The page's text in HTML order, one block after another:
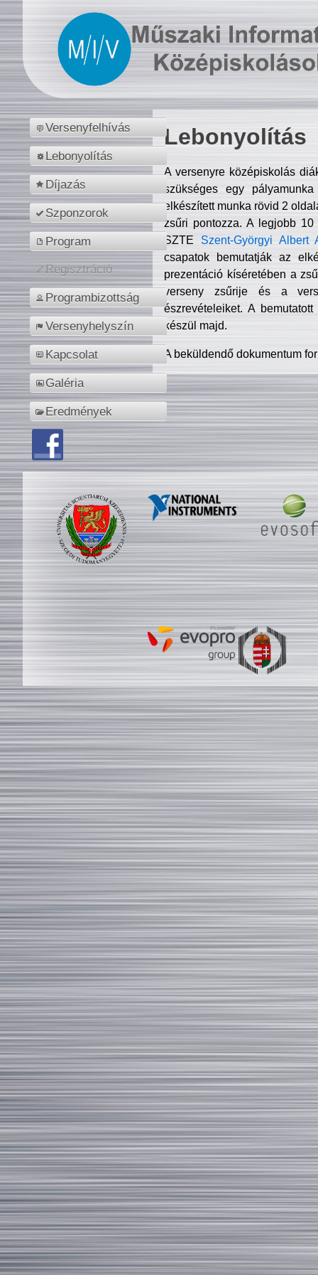
Versenyfelhívás
Lebonyolítás
Díjazás
Szponzorok
Program
Regisztráció
Programbizottság
Versenyhelyszín
Kapcsolat
Galéria
Eredmények
Lebonyolítás
A versenyre középiskolás
szükséges egy
elkészített munka rövid 2
zsűri pontozza. A legjobb
SZTE Szent-Györgyi Albert
csapatok bemutatják az
prezentáció kíséretében a
verseny zsűrije és a
észrevételeiket. A
készül majd.
A beküldendő dokumentum